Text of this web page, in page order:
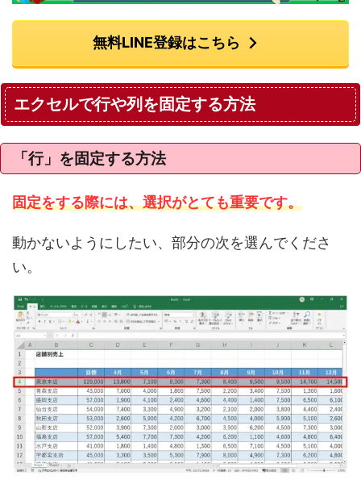
無料LINE登録はこちら
エクセルで行や列を固定する方法
「行」を固定する方法
固定をする際には、選択がとても重要です。
動かないようにしたい、部分の次を選んでくださ
い。